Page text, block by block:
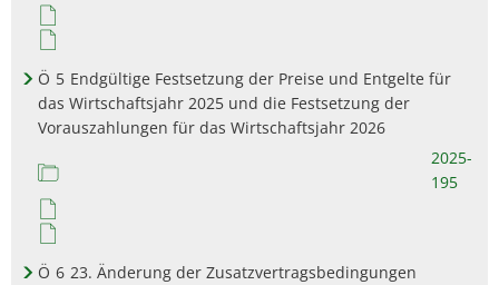
Ö 5 Endgültige Festsetzung der Preise und Entgelte für
das Wirtschaftsjahr 2025 und die Festsetzung der
Vorauszahlungen für das Wirtschaftsjahr 2026
2025-
195
Ö 6 23. Änderung der Zusatzvertragsbedingungen